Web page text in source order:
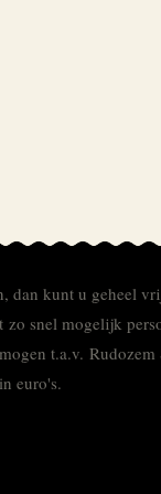
dan kunt u geheel
zo snel mogelijk
t.a.v.
euro's.